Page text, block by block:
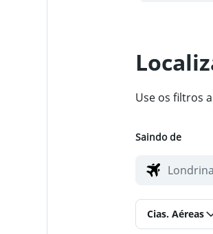
Use os filtros
Saindo de
Cias. Aéreas